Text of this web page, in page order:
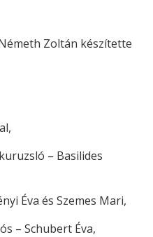
Zoltán készítette
– Basilides
Éva és Szemes Mari,
– Schubert Éva,